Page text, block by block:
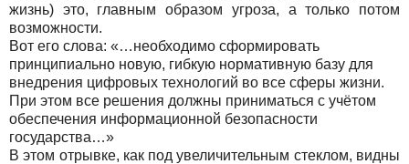
жизнь) это, главным образом угроза, а только потом
возможности.
Вот его слова: «…необходимо сформировать
принципиально новую, гибкую нормативную базу для
внедрения цифровых технологий во все сферы жизни.
При этом все решения должны приниматься с учётом
обеспечения информационной безопасности
государства…»
В этом отрывке, как под увеличительным стеклом, видны